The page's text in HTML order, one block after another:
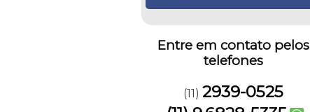
Entre em contato pelos
telefones
(11) 2939-0525